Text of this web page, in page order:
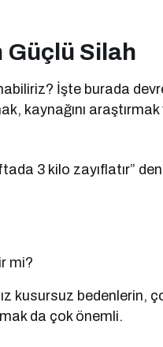
Güçlü Silah
İşte burada
kaynağını
3 kilo zayıflatır”
mi?
kusursuz
da çok önemli.